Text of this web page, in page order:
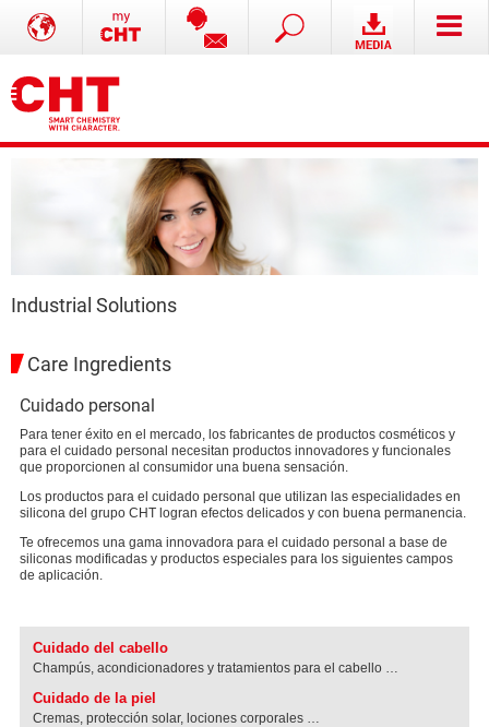
Industrial Solutions
Care Ingredients
Cuidado personal
Para tener éxito en el mercado, los fabricantes de productos cosméticos y
para el cuidado personal necesitan productos innovadores y funcionales
que proporcionen al consumidor una buena sensación.
Los productos para el cuidado personal que utilizan las especialidades en
silicona del grupo CHT logran efectos delicados y con buena permanencia.
Te ofrecemos una gama innovadora para el cuidado personal a base de
siliconas modificadas y productos especiales para los siguientes campos
de aplicación.
Cuidado del cabello
Champús, acondicionadores y tratamientos para el cabello …
Cuidado de la piel
Cremas, protección solar, lociones corporales …